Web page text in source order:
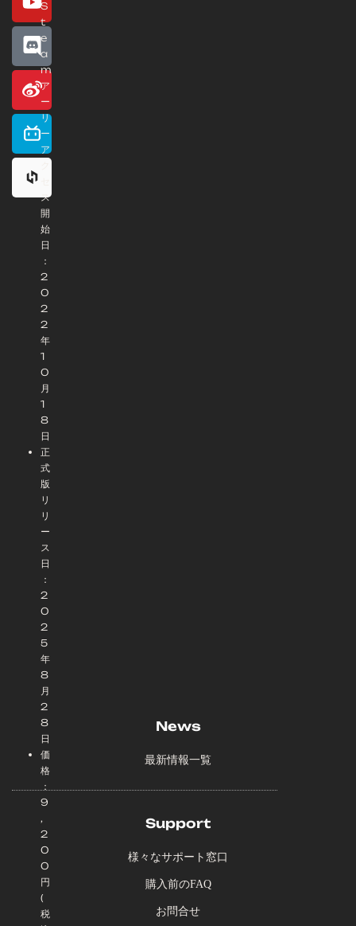
S
t
e
a
m
ア
ー
リ
ー
ア
ス
開
始
日
：
2
0
2
2
年
1
0
月
1
8
日
正
式
版
リ
リ
ー
ス
日
：
2
0
2
5
年
8
月
2
8
日
価
格
：
9
,
2
0
0
円
(
税
News
最新情報一覧
Support
様々なサポート窓口
購入前のFAQ
お問合せ